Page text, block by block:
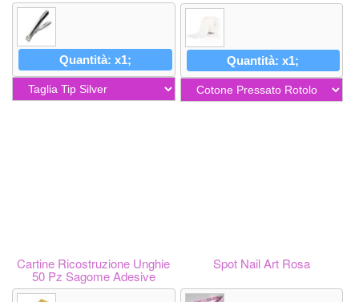
Quantità: x1; Quantità: x1;
Cartine Ricostruzione Unghie
50 Pz Sagome Adesive
Spot Nail Art Rosa